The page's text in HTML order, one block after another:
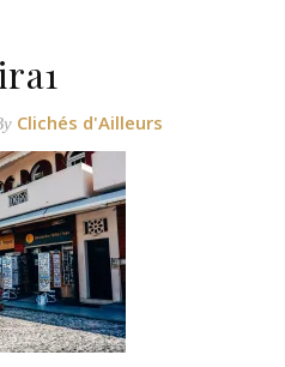
Clichés d'Ailleurs